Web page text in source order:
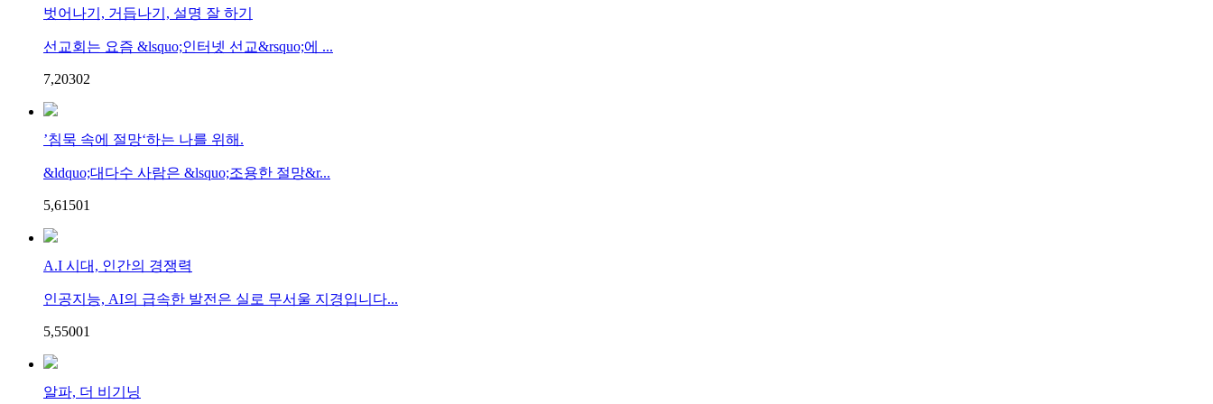
벗어나기, 거듭나기, 설명 잘 하기
선교회는 요즘 &lsquo;인터넷 선교&rsquo;에 ...
7,20302
’침묵 속에 절망‘하는 나를 위해.
&ldquo;대다수 사람은 &lsquo;조용한 절망&r...
5,61501
A.I 시대, 인간의 경쟁력
인공지능, AI의 급속한 발전은 실로 무서울 지경입니다...
5,55001
알파, 더 비기닝